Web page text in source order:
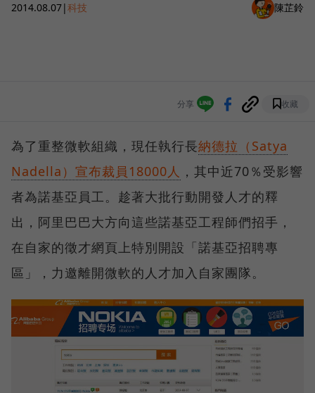
2014.08.07|科技 陳芷鈴
分享 收藏
為了重整微軟組織，現任執行長納德拉（Satya
Nadella）宣布裁員18000人 ，其中近70％受影響
者為諾基亞員工。趁著大批行動開發人才的釋
出，阿里巴巴大方向這些諾基亞工程師們招手，
在自家的徵才網頁上特別開設「諾基亞招聘專
區」，力邀離開微軟的人才加入自家團隊。